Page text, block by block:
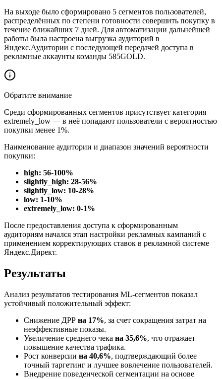
На выходе было сформировано 5 сегментов пользователей,
распределённых по степени готовности совершить покупку в
течение ближайших 7 дней. Для автоматизации дальнейшей
работы была настроена выгрузка аудиторий в
Яндекс.Аудитории с последующей передачей доступа в
рекламные аккаунты команды 585GOLD.
Обратите внимание
Cреди сформированных сегментов присутствует категория
extremely_low — в неё попадают пользователи с вероятностью
покупки менее 1%.
Наименование аудитории и диапазон значений вероятности
покупки:
high: 56-100%
slightly_high: 28-56%
slightly_low: 10-28%
low: 1-10%
extremely_low: 0-1%
После предоставления доступа к сформированным
аудиториям начался этап настройки рекламных кампаний с
применением корректирующих ставок в рекламной системе
Яндекс.Директ.
Результаты
Анализ результатов тестирования ML-сегментов показал
устойчивый положительный эффект:
Снижение ДРР на 17%, за счет сокращения затрат на
неэффективные показы.
Увеличение среднего чека на 35,6%, что отражает
повышение качества трафика.
Рост конверсии на 40,6%, подтверждающий более
точный таргетинг и лучшее вовлечение пользователей.
Внедрение поведенческой сегментации на основе